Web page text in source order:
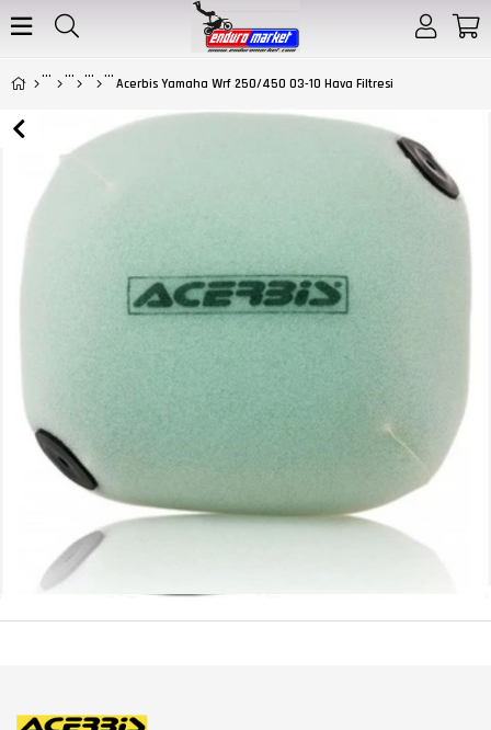
Acerbis Yamaha Wrf 250/450 03-10 Hava Filtresi